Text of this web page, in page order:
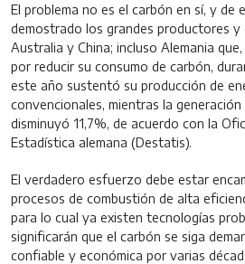
El problema no es el carbón en sí, y de
demostrado los grandes productores y
Australia y China; incluso Alemania
por reducir su consumo de carbón,
este año sustentó su producción de
convencionales, mientras la
disminuyó 11,7%, de acuerdo con la
Estadística alemana (Destatis).
El verdadero esfuerzo debe estar
procesos de combustión de alta
para lo cual ya existen tecnologías
significarán que el carbón se siga
confiable y económica por varias